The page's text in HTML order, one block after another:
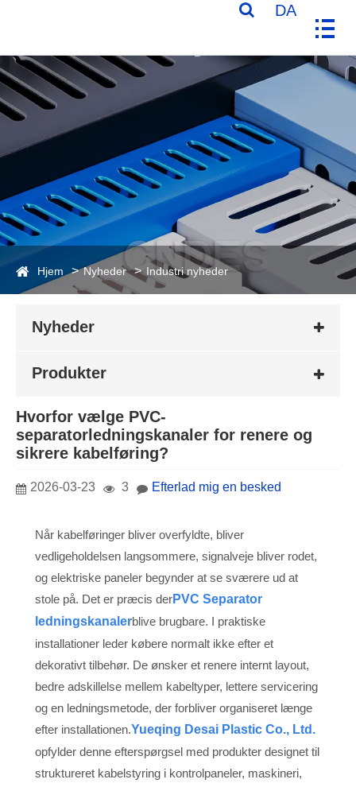
DA
Hjem Nyheder Industri nyheder
Nyheder
Produkter
Hvorfor vælge PVC-
separatorledningskanaler for renere og
sikrere kabelføring?
2026-03-23 3 Efterlad mig en besked
Når kabelføringer bliver overfyldte, bliver
vedligeholdelsen langsommere, signalveje bliver rodet,
og elektriske paneler begynder at se sværere ud at
stole på. Det er præcis derPVC Separator
ledningskanalerblive brugbare. I praktiske
installationer leder købere normalt ikke efter et
dekorativt tilbehør. De ønsker et renere internt layout,
bedre adskillelse mellem kabeltyper, lettere servicering
og en ledningsmetode, der forbliver organiseret længe
efter installationen.Yueqing Desai Plastic Co., Ltd.
opfylder denne efterspørgsel med produkter designet til
struktureret kabelstyring i kontrolpaneler, maskineri,